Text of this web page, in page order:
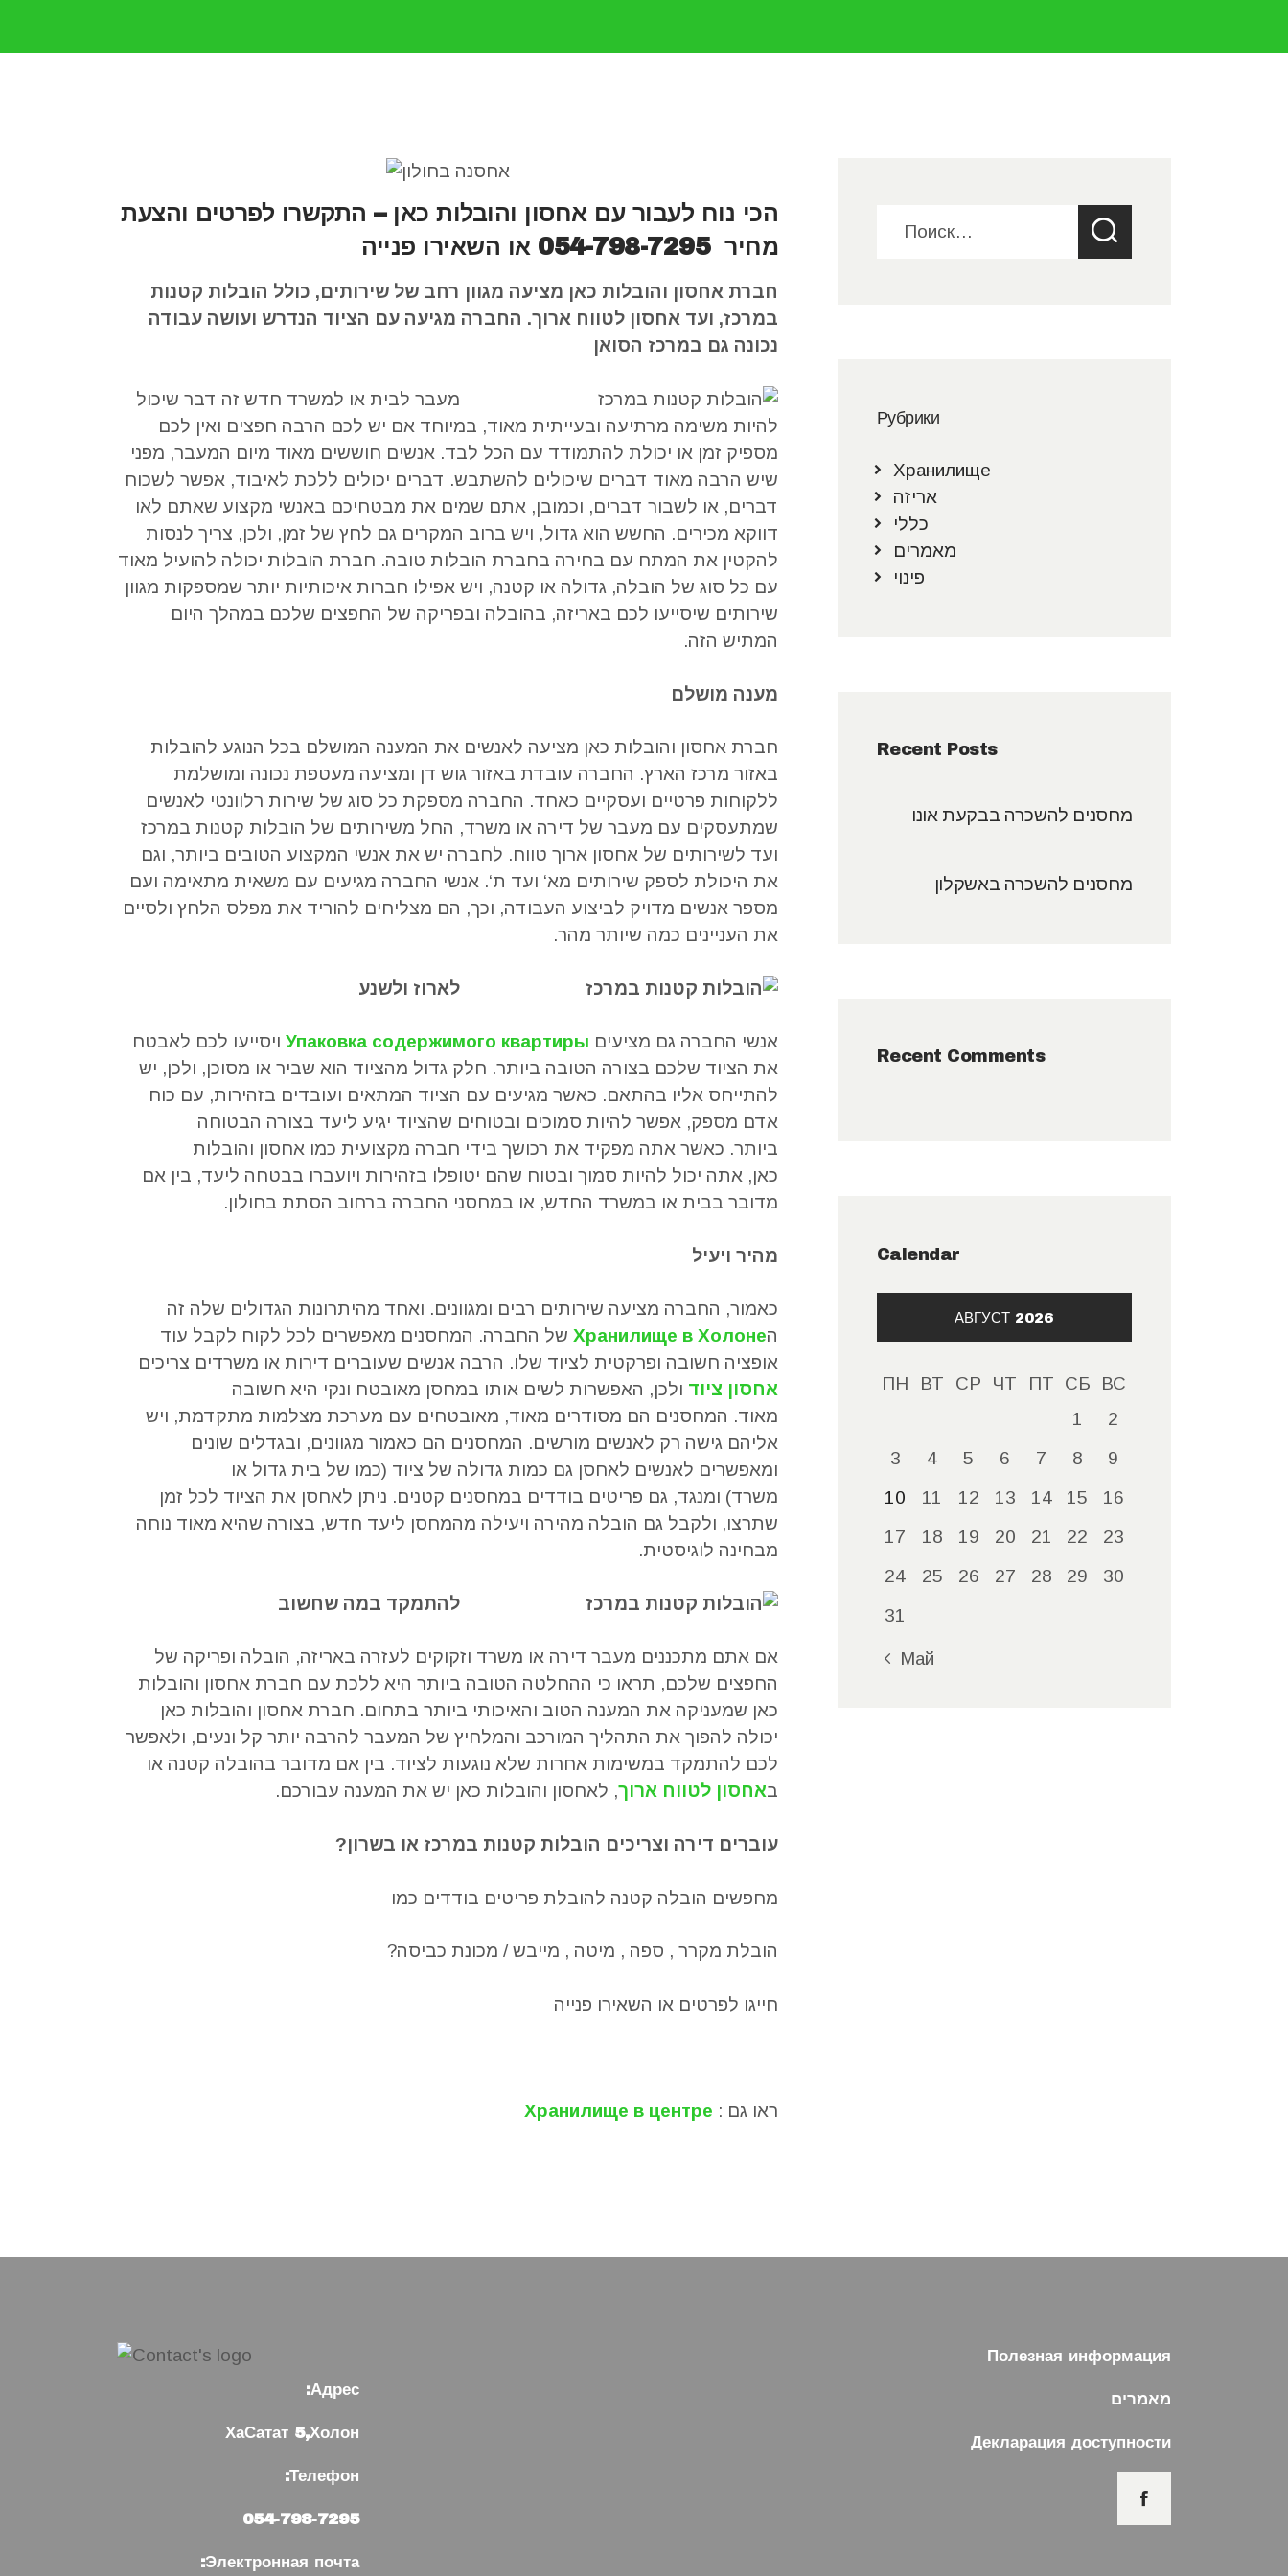
АРЕНДУ
הכי נוח לעבור עם אחסון והובלות כאן – התקשרו לפרטים והצעת
מחיר054-798-7295 או השאירו פנייה
חברת אחסון והובלות כאן מציעה מגוון רחב של שירותים, כולל הובלות קטנות
במרכז, ועד אחסון לטווח ארוך. החברה מגיעה עם הציוד הנדרש ועושה עבודה
נכונה גם במרכז הסואן
מעבר לבית או למשרד חדש זה דבר שיכול
להיות משימה מרתיעה ובעייתית מאוד, במיוחד אם יש לכם הרבה חפצים ואין לכם
מספיק זמן או יכולת להתמודד עם הכל לבד. אנשים חוששים מאוד מיום המעבר, מפני
שיש הרבה מאוד דברים שיכולים להשתבש. דברים יכולים ללכת לאיבוד, אפשר לשכוח
דברים, או לשבור דברים, וכמובן, אתם שמים את מבטחיכם באנשי מקצוע שאתם לאו
דווקא מכירים. החשש הוא גדול, ויש ברוב המקרים גם לחץ של זמן, ולכן, צריך לנסות
להקטין את המתח עם בחירה בחברת הובלות טובה. חברת הובלות יכולה להועיל מאוד
עם כל סוג של הובלה, גדולה או קטנה, ויש אפילו חברות איכותיות יותר שמספקות מגוון
שירותים שיסייעו לכם באריזה, בהובלה ובפריקה של החפצים שלכם במהלך היום
המתיש הזה.
מענה מושלם
חברת אחסון והובלות כאן מציעה לאנשים את המענה המושלם בכל הנוגע להובלות
באזור מרכז הארץ. החברה עובדת באזור גוש דן ומציעה מעטפת נכונה ומושלמת
ללקוחות פרטיים ועסקיים כאחד. החברה מספקת כל סוג של שירות רלוונטי לאנשים
שמתעסקים עם מעבר של דירה או משרד, החל משירותים של הובלות קטנות במרכז
ועד לשירותים של אחסון ארוך טווח. לחברה יש את אנשי המקצוע הטובים ביותר, וגם
את היכולת לספק שירותים מא‘ ועד ת‘. אנשי החברה מגיעים עם משאית מתאימה ועם
מספר אנשים מדויק לביצוע העבודה, וכך, הם מצליחים להוריד את מפלס הלחץ ולסיים
את העניינים כמה שיותר מהר.
לארוז ולשנע
אנשי החברה גם מציעים Упаковка содержимого квартирыויסייעו לכם לאבטח
את הציוד שלכם בצורה הטובה ביותר. חלק גדול מהציוד הוא שביר או מסוכן, ולכן, יש
להתייחס אליו בהתאם. כאשר מגיעים עם הציוד המתאים ועובדים בזהירות, עם כוח
אדם מספק, אפשר להיות סמוכים ובטוחים שהציוד יגיע ליעד בצורה הבטוחה
ביותר. כאשר אתה מפקיד את רכושך בידי חברה מקצועית כמו אחסון והובלות
כאן, אתה יכול להיות סמוך ובטוח שהם יטופלו בזהירות ויועברו בבטחה ליעד, בין אם
מדובר בבית או במשרד החדש, או במחסני החברה ברחוב הסתת בחולון.
מהיר ויעיל
כאמור, החברה מציעה שירותים רבים ומגוונים. ואחד מהיתרונות הגדולים שלה זה
הХранилище в Холонеשל החברה. המחסנים מאפשרים לכל לקוח לקבל עוד
אופציה חשובה ופרקטית לציוד שלו. הרבה אנשים שעוברים דירות או משרדים צריכים
אחסון ציוד ולכן, האפשרות לשים אותו במחסן מאובטח ונקי היא חשובה
מאוד. המחסנים הם מסודרים מאוד, מאובטחים עם מערכת מצלמות מתקדמת, ויש
אליהם גישה רק לאנשים מורשים. המחסנים הם כאמור מגוונים, ובגדלים שונים
ומאפשרים לאנשים לאחסן גם כמות גדולה של ציוד (כמו של בית גדול או
משרד) ומנגד, גם פריטים בודדים במחסנים קטנים. ניתן לאחסן את הציוד לכל זמן
שתרצו, ולקבל גם הובלה מהירה ויעילה מהמחסן ליעד חדש, בצורה שהיא מאוד נוחה
מבחינה לוגיסטית.
להתמקד במה שחשוב
אם אתם מתכננים מעבר דירה או משרד וזקוקים לעזרה באריזה, הובלה ופריקה של
החפצים שלכם, תראו כי ההחלטה הטובה ביותר היא ללכת עם חברת אחסון והובלות
כאן שמעניקה את המענה הטוב והאיכותי ביותר בתחום. חברת אחסון והובלות כאן
יכולה להפוך את התהליך המורכב והמלחיץ של המעבר להרבה יותר קל ונעים, ולאפשר
לכם להתמקד במשימות אחרות שלא נוגעות לציוד. בין אם מדובר בהובלה קטנה או
באחסון לטווח ארוך, לאחסון והובלות כאן יש את המענה עבורכם.
עוברים דירה וצריכים הובלות קטנות במרכז או בשרון?
מחפשים הובלה קטנה להובלת פריטים בודדים כמו
הובלת מקרר , ספה , מיטה , מייבש / מכונת כביסה?
חייגו לפרטים או השאירו פנייה
ראו גם : Хранилище в центре
Рубрики
Хранилище
אריזה
כללי
מאמרים
פינוי
Recent Posts
מחסנים להשכרה בבקעת אונו
מחסנים להשכרה באשקלון
Recent Comments
Calendar
АВГУСТ 2026
ПН ВТ СР ЧТ ПТ СБ
ВС
1
2
3
4 5 6 7 8
9
10
11 12 13 14 15
16
17
18 19 20 21 22
23
24
25 26 27 28 29
30
31
« Май
Адрес:
ХаСатат 5,Холон
Телефон:
054-798-7295
Электронная почта:
Полезная информация
מאמרים
Декларация доступности